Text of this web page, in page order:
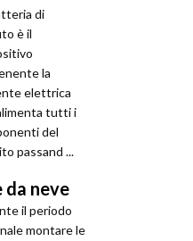
di
è il
la
elettrica
tutti i
del
passand ...
da neve
il periodo
montare le